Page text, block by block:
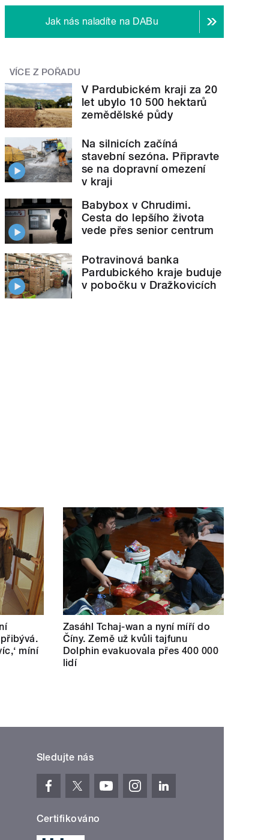
Jak nás naladíte na DABu
VÍCE Z POŘADU
V Pardubickém kraji za 20
let ubylo 10 500 hektarů
zemědělské půdy
Na silnicích začíná
stavební sezóna. Připravte
se na dopravní omezení
v kraji
Babybox v Chrudimi.
Cesta do lepšího života
vede přes senior centrum
Potravinová banka
Pardubického kraje buduje
v pobočku v Dražkovicích
míní
Zasáhl Tchaj-wan a nyní míří do
Číny. Země už kvůli tajfunu
Dolphin evakuovala přes 400 000
lidí
Sledujte nás
Certifikováno